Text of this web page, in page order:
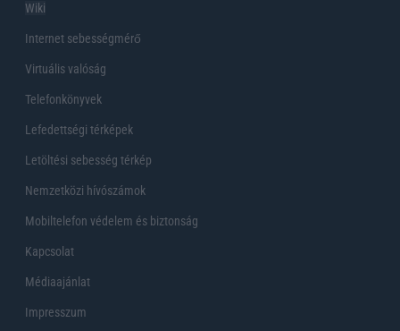
Wiki
Internet sebességmérő
Virtuális valóság
Telefonkönyvek
Lefedettségi térképek
Letöltési sebesség térkép
Nemzetközi hívószámok
Mobiltelefon védelem és biztonság
Kapcsolat
Médiaajánlat
Impresszum